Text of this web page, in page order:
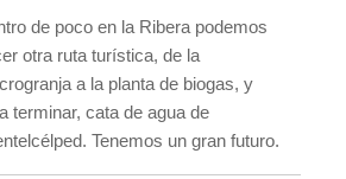
de poco en la Ribera podemos
otra ruta turística, de la
a la planta de biogas, y
terminar, cata de agua de
Tenemos un gran futuro.